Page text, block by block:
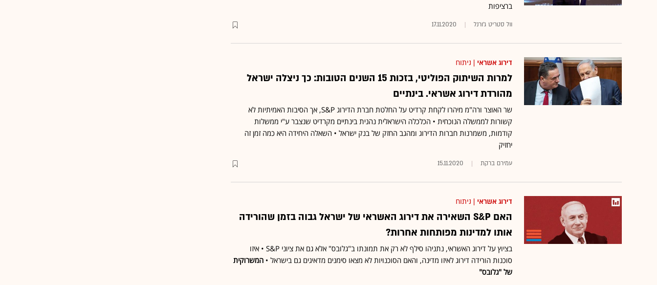
ברציפות
וול סטריט ג'ורנל 17.11.2020
דירוג אשראי | ניתוח
למרות השיתוק הפוליטי, בזכות 15 השנים הטובות: כך ניצלה ישראל
מהורדת דירוג אשראי. בינתיים
שר האוצר ורה"מ מיהרו לקחת קרדיט על החלטת חברת הדירוג S&P, אך הסיבות האמיתיות לא
קשורות לממשלה הנוכחית • הכלכלה הישראלית נהנית בינתיים מקרדיט שנצבר ע"י ממשלות
קודמות, משמרנות חברות הדירוג ומהגב החזק של בנק ישראל • השאלה היחידה היא כמה זמן זה
יחזיק
עמירם ברקת 15.11.2020
דירוג אשראי | ניתוח
האם S&P השאירה את דירוג האשראי של ישראל גבוה בזמן שהורידה
אותו למדינות מפותחות אחרות?
בציוץ על דירוג האשראי, נתניהו סילף לא רק את תמונתו ב"גלובס" אלא גם את ציוני S&P • איזו
סוכנות הורידה דירוג לאיזו מדינה, והאם הסוכנויות לא מצאו סימנים מדאיגים גם בישראל • המשרוקית
של "גלובס"